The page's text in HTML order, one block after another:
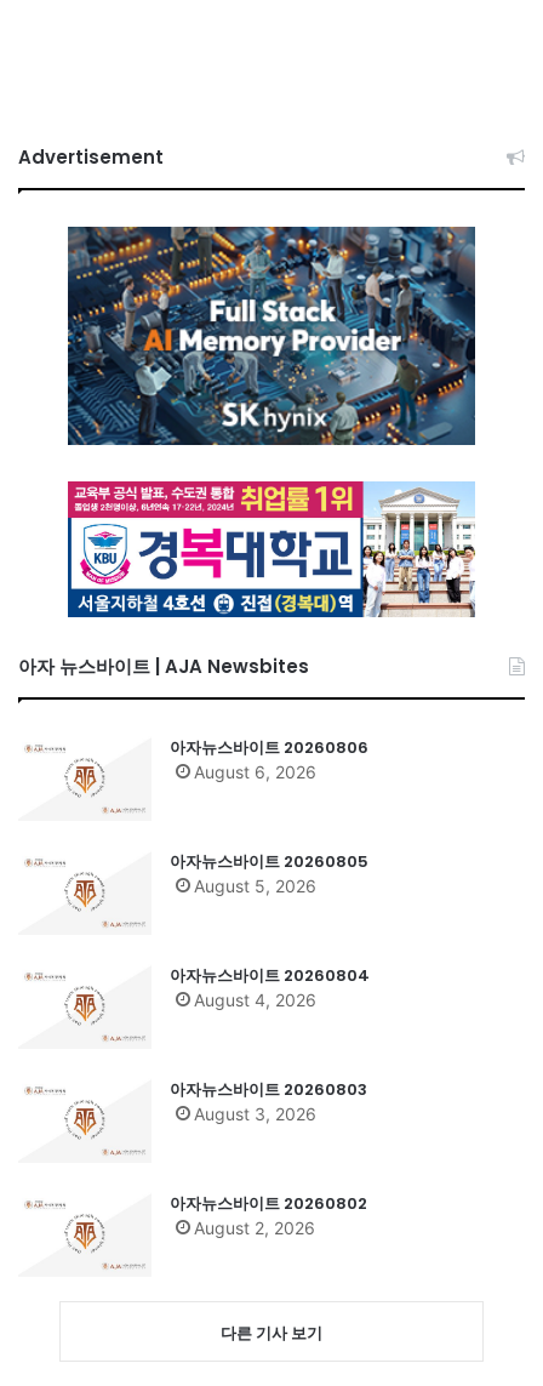
Advertisement
아자 뉴스바이트 | AJA Newsbites
아자뉴스바이트 20260806
August 6, 2026
아자뉴스바이트 20260805
August 5, 2026
아자뉴스바이트 20260804
August 4, 2026
아자뉴스바이트 20260803
August 3, 2026
아자뉴스바이트 20260802
August 2, 2026
다른 기사 보기